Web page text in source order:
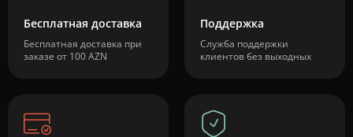
Бесплатная доставка
Бесплатная доставка при
заказе от 100 AZN
Поддержка
Служба поддержки
клиентов без выходных